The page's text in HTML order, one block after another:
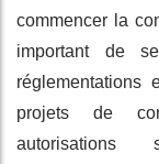
commencer la
important de
réglementations
projets de